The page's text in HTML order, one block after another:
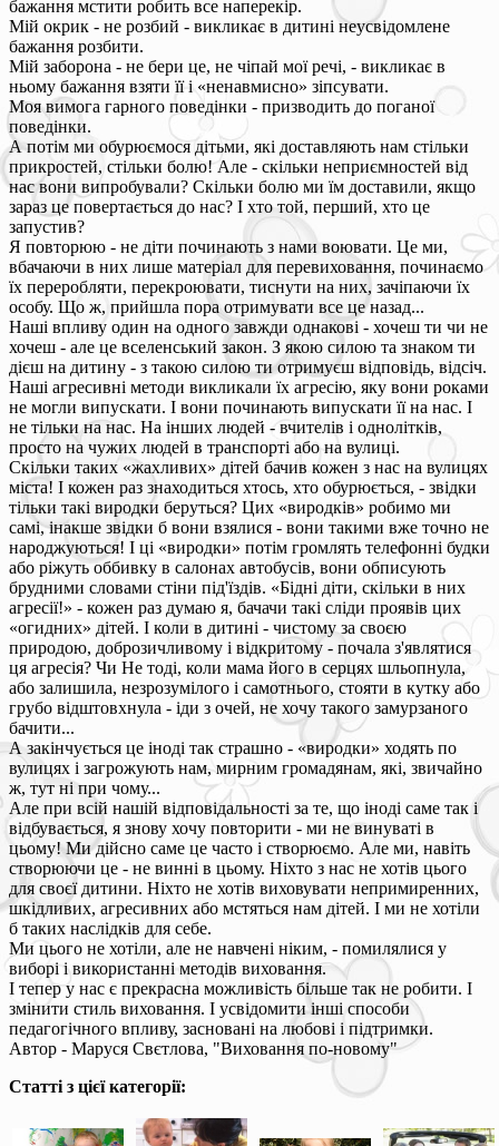
бажання мстити робить все наперекір.
Мій окрик - не розбий - викликає в дитині неусвідомлене
бажання розбити.
Мій заборона - не бери це, не чіпай мої речі, - викликає в
ньому бажання взяти її і «ненавмисно» зіпсувати.
Моя вимога гарного поведінки - призводить до поганої
поведінки.
А потім ми обурюємося дітьми, які доставляють нам стільки
прикростей, стільки болю! Але - скільки неприємностей від
нас вони випробували? Скільки болю ми їм доставили, якщо
зараз це повертається до нас? І хто той, перший, хто це
запустив?
Я повторюю - не діти починають з нами воювати. Це ми,
вбачаючи в них лише матеріал для перевиховання, починаємо
їх переробляти, перекроювати, тиснути на них, зачіпаючи їх
особу. Що ж, прийшла пора отримувати все це назад...
Наші впливу один на одного завжди однакові - хочеш ти чи не
хочеш - але це вселенський закон. З якою силою та знаком ти
дієш на дитину - з такою силою ти отримуєш відповідь, відсіч.
Наші агресивні методи викликали їх агресію, яку вони роками
не могли випускати. І вони починають випускати її на нас. І
не тільки на нас. На інших людей - вчителів і однолітків,
просто на чужих людей в транспорті або на вулиці.
Скільки таких «жахливих» дітей бачив кожен з нас на вулицях
міста! І кожен раз знаходиться хтось, хто обурюється, - звідки
тільки такі виродки беруться? Цих «виродків» робимо ми
самі, інакше звідки б вони взялися - вони такими вже точно не
народжуються! І ці «виродки» потім громлять телефонні будки
або ріжуть оббивку в салонах автобусів, вони обписують
брудними словами стіни під'їздів. «Бідні діти, скільки в них
агресії!» - кожен раз думаю я, бачачи такі сліди проявів цих
«огидних» дітей. І коли в дитині - чистому за своєю
природою, доброзичливому і відкритому - почала з'являтися
ця агресія? Чи Не тоді, коли мама його в серцях шльопнула,
або залишила, незрозумілого і самотнього, стояти в кутку або
грубо відштовхнула - іди з очей, не хочу такого замурзаного
бачити...
А закінчується це іноді так страшно - «виродки» ходять по
вулицях і загрожують нам, мирним громадянам, які, звичайно
ж, тут ні при чому...
Але при всій нашій відповідальності за те, що іноді саме так і
відбувається, я знову хочу повторити - ми не винуваті в
цьому! Ми дійсно саме це часто і створюємо. Але ми, навіть
створюючи це - не винні в цьому. Ніхто з нас не хотів цього
для своєї дитини. Ніхто не хотів виховувати непримиренних,
шкідливих, агресивних або мстяться нам дітей. І ми не хотіли
б таких наслідків для себе.
Ми цього не хотіли, але не навчені ніким, - помилялися у
виборі і використанні методів виховання.
І тепер у нас є прекрасна можливість більше так не робити. І
змінити стиль виховання. І усвідомити інші способи
педагогічного впливу, засновані на любові і підтримки.
Автор - Маруся Свєтлова, "Виховання по-новому"
Статті з цієї категорії: